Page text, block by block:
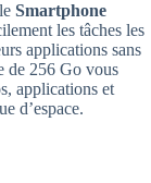
Smartphone
les tâches les
applications sans
de 256 Go vous
applications et
d’espace.